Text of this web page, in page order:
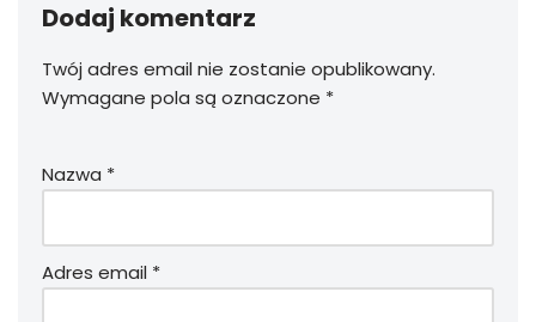
Dodaj komentarz
Twój adres email nie zostanie opublikowany.
Wymagane pola są oznaczone *
Nazwa *
Adres email *